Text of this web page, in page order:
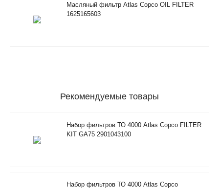
Масляный фильтр Atlas Copco OIL FILTER
1625165603
Рекомендуемые товары
Набор фильтров ТО 4000 Atlas Copco FILTER
KIT GA75 2901043100
Набор фильтров ТО 4000 Atlas Copco